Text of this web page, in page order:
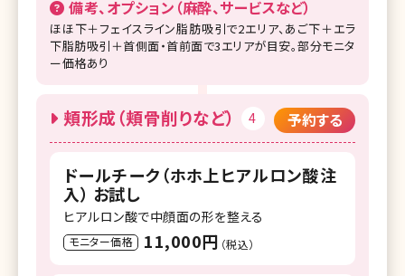
備考、オプション（麻酔、サービスなど）
ほほ下＋フェイスライン脂肪吸引で2エリア、あご下＋エラ
下脂肪吸引＋首側面・首前面で3エリアが目安。部分モニタ
ー価格あり
頬形成（頬骨削りなど） 4 予約する
ドールチーク（ホホ上ヒアルロン酸注
入） お試し
ヒアルロン酸で中顔面の形を整える
モニター価格 11,000円 （税込）